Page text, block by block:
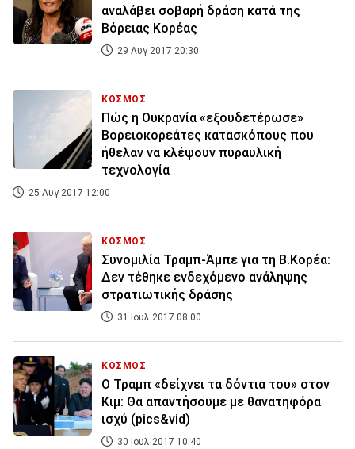
αναλάβει σοβαρή δράση κατά της
Βόρειας Κορέας
29 Αυγ 2017 20:30
ΚΟΣΜΟΣ
Πώς η Ουκρανία «εξουδετέρωσε»
Βορειοκορεάτες κατασκόπους που
ήθελαν να κλέψουν πυραυλική
τεχνολογία
25 Αυγ 2017 12:00
ΚΟΣΜΟΣ
Συνομιλία Τραμπ-Άμπε για τη Β.Κορέα:
Δεν τέθηκε ενδεχόμενο ανάληψης
στρατιωτικής δράσης
31 Ιουλ 2017 08:00
ΚΟΣΜΟΣ
Ο Τραμπ «δείχνει τα δόντια του» στον
Κιμ: Θα απαντήσουμε με θανατηφόρα
ισχύ (pics&vid)
30 Ιουλ 2017 10:40